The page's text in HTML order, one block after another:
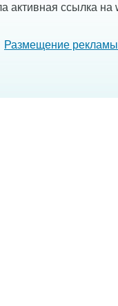
активная ссылка на
Размещение рекламы